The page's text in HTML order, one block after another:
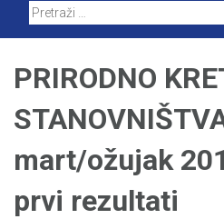
PRIRODNO
mart/ožujak
prvi rezultati